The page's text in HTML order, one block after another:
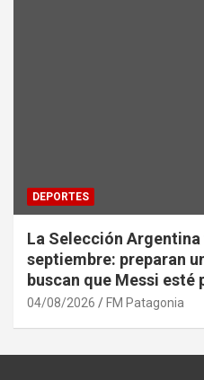
DEPORTES
La Selección
septiembre: preparan
buscan que Messi esté
04/08/2026 FM Patagonia